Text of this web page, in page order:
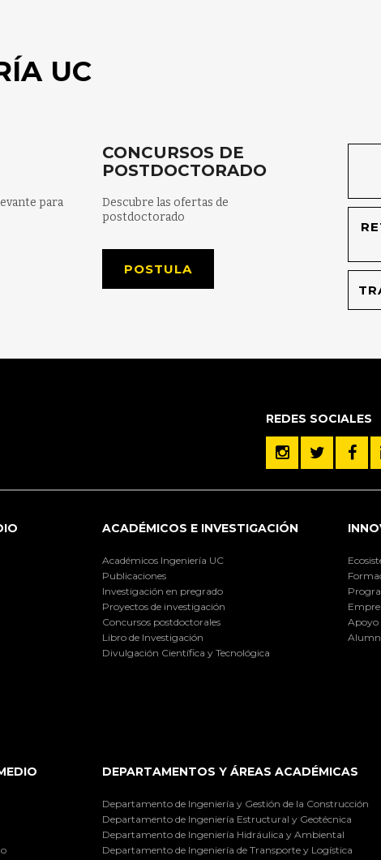
UC
para
CONCURSOS DE
POSTDOCTORADO
Descubre las ofertas de
postdoctorado
POSTULA
REDES SOCIALES
ACADÉMICOS E INVESTIGACIÓN
Académicos Ingeniería UC
Publicaciones
Investigación en pregrado
Proyectos de investigación
Concursos postdoctorales
Libro de Investigación
Divulgación Científica y Tecnológica
Apoyo
DEPARTAMENTOS Y ÁREAS ACADÉMICAS
Departamento de Ingeniería y Gestión de la Construcción
Departamento de Ingeniería Estructural y Geotécnica
Departamento de Ingeniería Hidráulica y Ambiental
Departamento de Ingeniería de Transporte y Logística